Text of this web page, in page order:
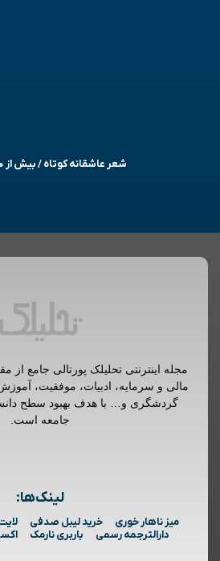
شعر عاشقانه کوتاه / بیش از ۷۰ شعر زیبا
مجله اینترنتی تحلیلک پورتالی جامع از
مالی و سرمایه، ادبیات، موفقیت،
گردشگری و… با هدف بهبود سطح
جامعه است.
لینک‌ها:
میز ناهار خوری خرید لیبل صدفی
دارالترجمه رسمی
باربری نارمک